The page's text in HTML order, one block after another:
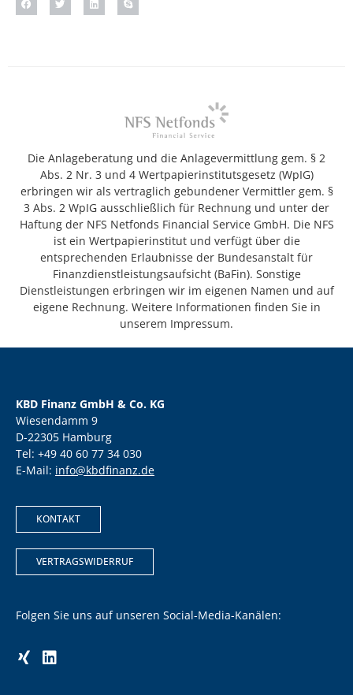
Die Anlageberatung und die Anlagevermittlung gem. § 2
Abs. 2 Nr. 3 und 4 Wertpapierinstitutsgesetz (WpIG)
erbringen wir als vertraglich gebundener Vermittler gem. §
3 Abs. 2 WpIG ausschließlich für Rechnung und unter der
Haftung der NFS Netfonds Financial Service GmbH. Die NFS
ist ein Wertpapierinstitut und verfügt über die
entsprechenden Erlaubnisse der Bundesanstalt für
Finanzdienstleistungsaufsicht (BaFin). Sonstige
Dienstleistungen erbringen wir im eigenen Namen und auf
eigene Rechnung. Weitere Informationen finden Sie in
unserem Impressum.
KBD Finanz GmbH & Co. KG
Wiesendamm 9
D-22305 Hamburg
Tel: +49 40 60 77 34 030
E-Mail: info@kbdfinanz.de
KONTAKT
VERTRAGSWIDERRUF
Folgen Sie uns auf unseren Social-Media-Kanälen: